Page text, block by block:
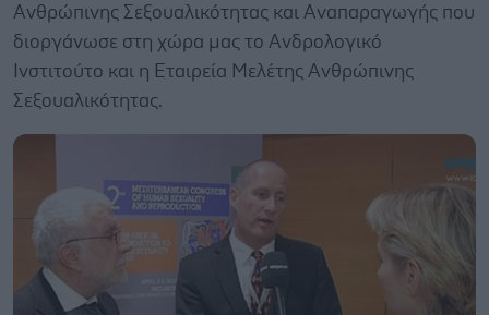
Ανθρώπινης Σεξουαλικότητας και Αναπαραγωγής που
διοργάνωσε στη χώρα μας το Ανδρολογικό
Ινστιτούτο και η Εταιρεία Μελέτης Ανθρώπινης
Σεξουαλικότητας.